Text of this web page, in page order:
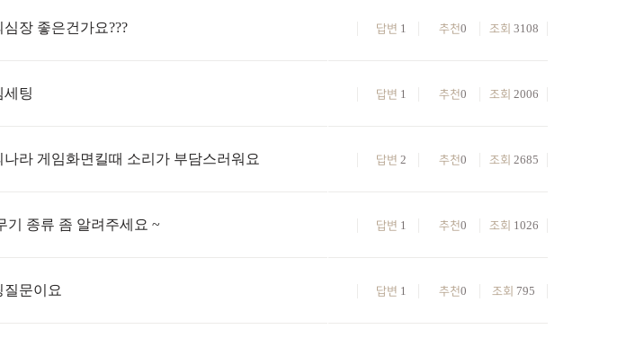
심장 좋은건가요??? 조회 3108
추천0
답변 1
세팅 조회 2006
추천0
답변 1
나라 게임화면킬때 소리가 부담스러워요 조회 2685
추천0
답변 2
기 종류 좀 알려주세요 ~ 조회 1026
추천0
답변 1
질문이요 조회 795
추천0
답변 1